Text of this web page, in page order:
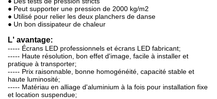
● Peut supporter une pression de 2000 kg/m2
● Utilisé pour relier les deux planchers de danse
● Un bon dissipateur de chaleur
L' avantage:
----- Écrans LED professionnels et écrans LED fabricant;
----- Haute résolution, bon effet d'image, facile à installer et
pratique à transporter;
----- Prix raisonnable, bonne homogénéité, capacité stable et
haute luminosité;
----- Matériau en alliage d'aluminium à la fois pour installation fixe
et location suspendue;